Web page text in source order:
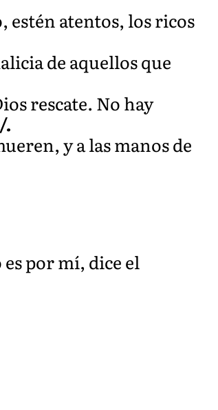
estén atentos, los ricos
de aquellos que
rescate. No hay
.
y a las manos de
por mí, dice el